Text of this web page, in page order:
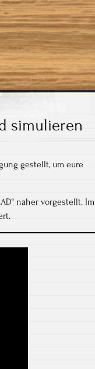
simulieren
gestellt, um eure
näher vorgestellt. Im